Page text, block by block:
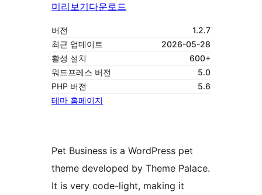
미리보기다운로드
버전
1.2.7
최근 업데이트
2026-05-28
활성 설치
600+
워드프레스 버전
5.0
PHP 버전
5.6
테마 홈페이지
Pet Business is a WordPress pet
theme developed by Theme Palace.
It is very code-light, making it